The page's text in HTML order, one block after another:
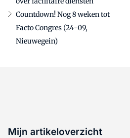
Countdown! Nog 8 weken tot
Facto Congres (24-09,
Nieuwegein)
Mijn artikeloverzicht